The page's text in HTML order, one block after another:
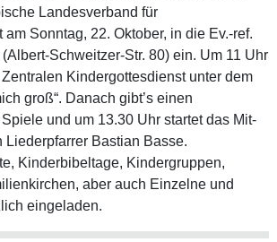
Landesverband für
Sonntag, 22. Oktober, in die Ev.-ref.
Schweitzer-Str. 80) ein. Um 11 Uhr
Zentralen Kindergottesdienst unter dem
groß“. Danach gibt’s einen
und um 13.30 Uhr startet das Mit-
Liederpfarrer Bastian Basse.
Kinderbibeltage, Kindergruppen,
aber auch Einzelne und
eingeladen.